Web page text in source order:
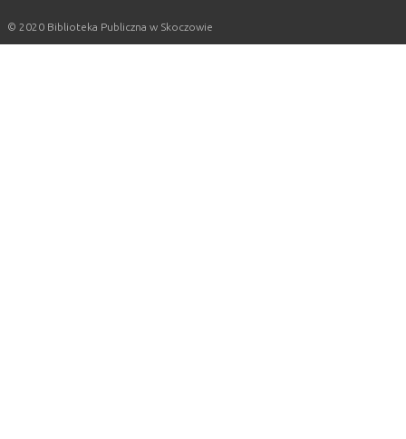
© 2020 Biblioteka Publiczna w Skoczowie